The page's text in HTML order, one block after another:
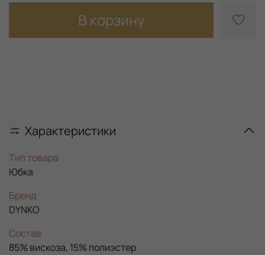
В корзину
Характеристики
Тип товара
Юбка
Бренд
DYNKO
Состав
85% вискоза, 15% полиэстер